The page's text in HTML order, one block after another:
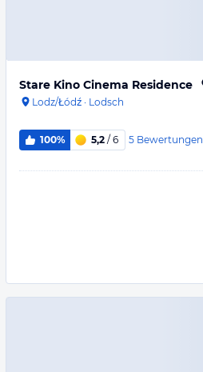
Stare Kino Cinema Residence
Lodz/Łódź · Lodsch
100% 5,2 / 6 5 Bewertungen